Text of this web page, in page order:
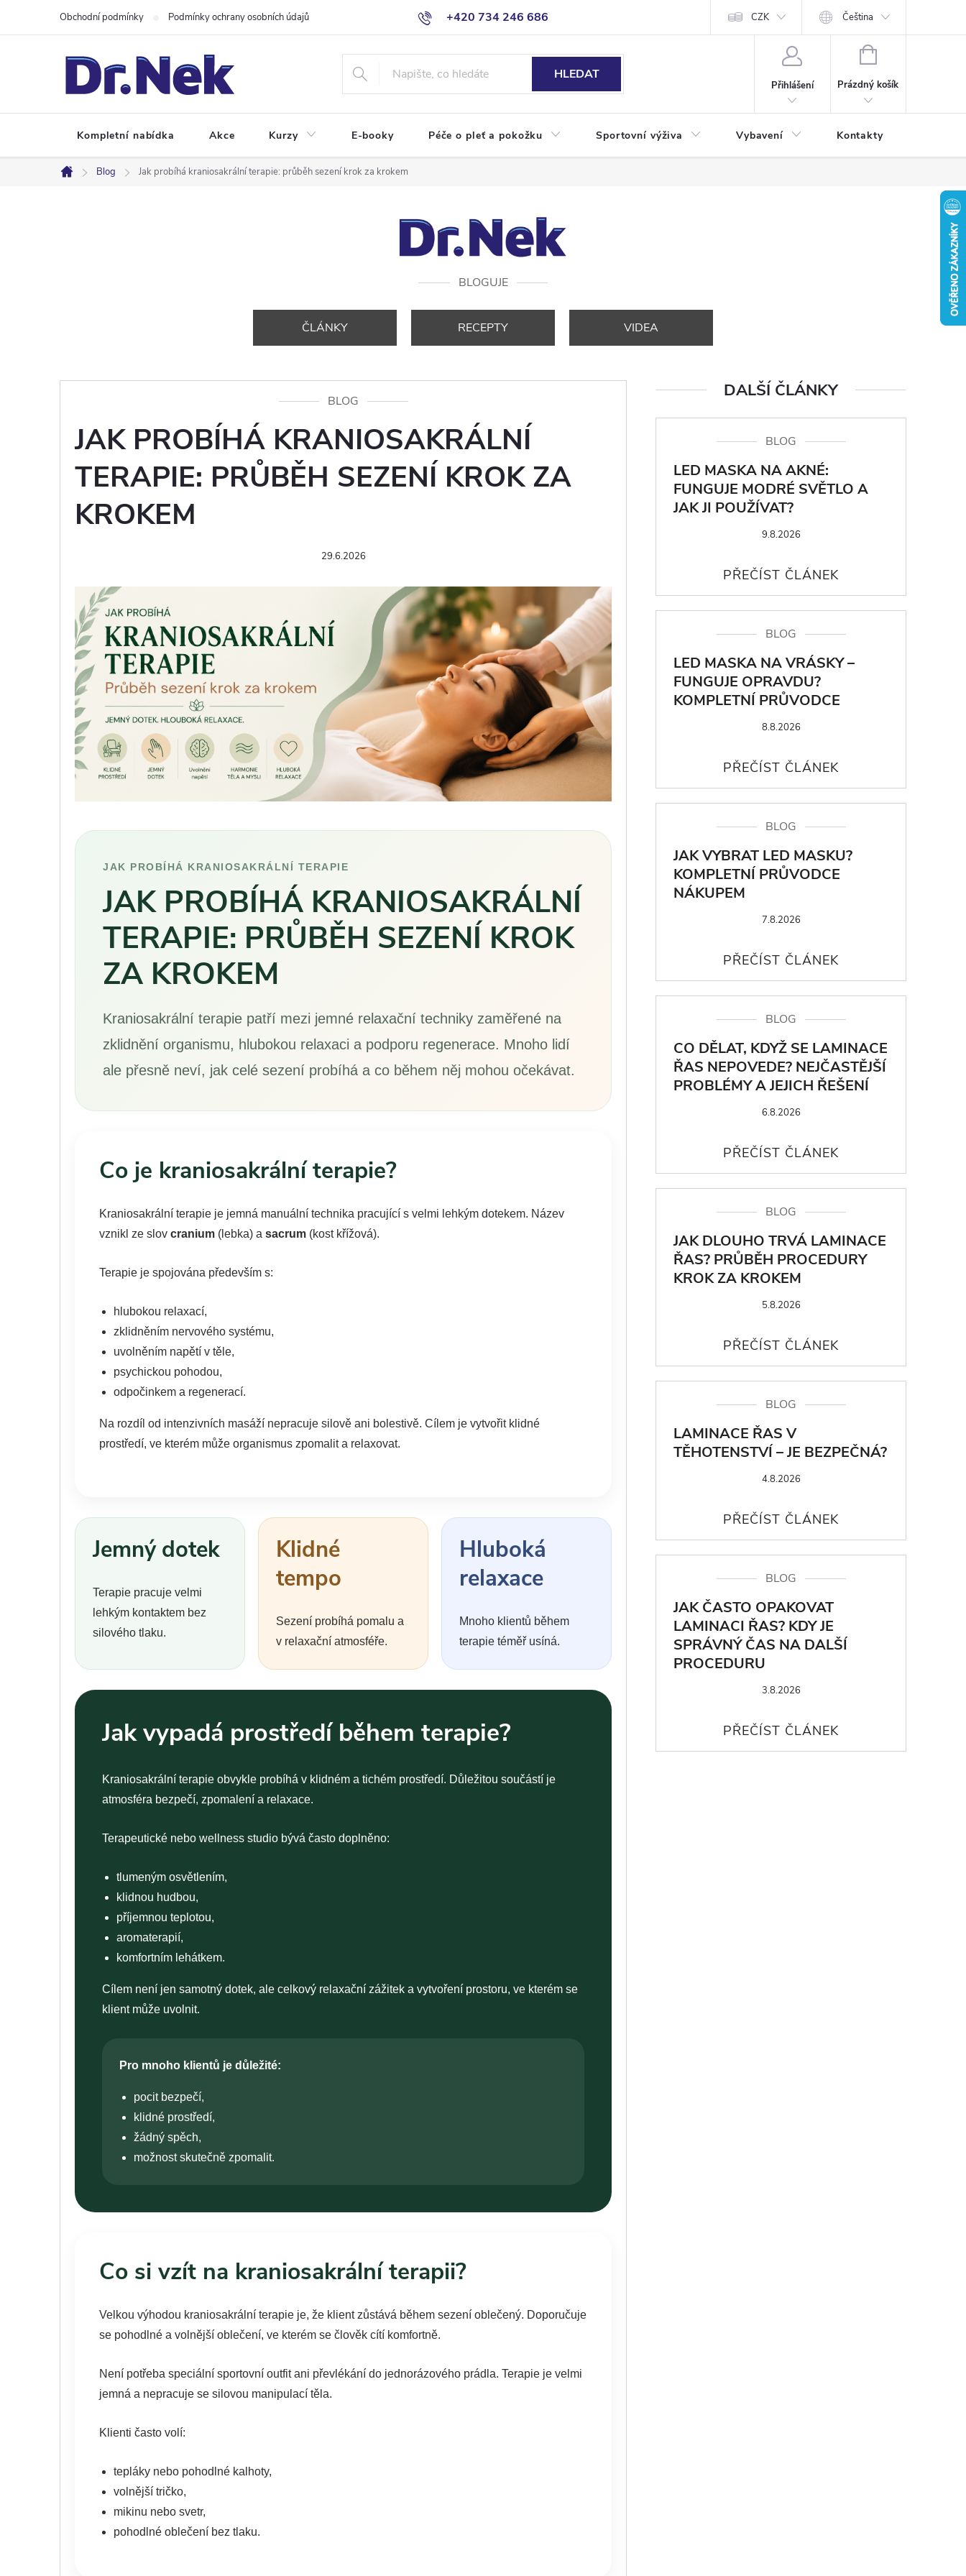
+420 734 246 686
Obchodní podmínky Podmínky ochrany osobních údajů CZK Čeština
HLEDAT
Přihlášení
NÁKUPNÍ
Prázdný košík
Kompletní nabídka Akce Kurzy E-booky Péče o pleť a pokožku Sportovní výživa Vybavení Kontakty
Domů
Blog Jak probíhá kraniosakrální terapie: průběh sezení krok za krokem
BLOGUJE
ČLÁNKY RECEPTY VIDEA
BLOG
JAK PROBÍHÁ KRANIOSAKRÁLNÍ
TERAPIE: PRŮBĚH SEZENÍ KROK ZA
KROKEM
29.6.2026
JAK PROBÍHÁ KRANIOSAKRÁLNÍ TERAPIE
JAK PROBÍHÁ KRANIOSAKRÁLNÍ
TERAPIE: PRŮBĚH SEZENÍ KROK
ZA KROKEM
Kraniosakrální terapie patří mezi jemné relaxační techniky zaměřené na
zklidnění organismu, hlubokou relaxaci a podporu regenerace. Mnoho lidí
ale přesně neví, jak celé sezení probíhá a co během něj mohou očekávat.
Co je kraniosakrální terapie?
Kraniosakrální terapie je jemná manuální technika pracující s velmi lehkým dotekem. Název
vznikl ze slov cranium (lebka) a sacrum (kost křížová).
Terapie je spojována především s:
hlubokou relaxací,
zklidněním nervového systému,
uvolněním napětí v těle,
psychickou pohodou,
odpočinkem a regenerací.
Na rozdíl od intenzivních masáží nepracuje silově ani bolestivě. Cílem je vytvořit klidné
prostředí, ve kterém může organismus zpomalit a relaxovat.
Jemný dotek
Terapie pracuje velmi
lehkým kontaktem bez
silového tlaku.
Klidné
tempo
Sezení probíhá pomalu a
v relaxační atmosféře.
Hluboká
relaxace
Mnoho klientů během
terapie téměř usíná.
Jak vypadá prostředí během terapie?
Kraniosakrální terapie obvykle probíhá v klidném a tichém prostředí. Důležitou součástí je
atmosféra bezpečí, zpomalení a relaxace.
Terapeutické nebo wellness studio bývá často doplněno:
tlumeným osvětlením,
klidnou hudbou,
příjemnou teplotou,
aromaterapií,
komfortním lehátkem.
Cílem není jen samotný dotek, ale celkový relaxační zážitek a vytvoření prostoru, ve kterém se
klient může uvolnit.
Pro mnoho klientů je důležité:
pocit bezpečí,
klidné prostředí,
žádný spěch,
možnost skutečně zpomalit.
Co si vzít na kraniosakrální terapii?
Velkou výhodou kraniosakrální terapie je, že klient zůstává během sezení oblečený. Doporučuje
se pohodlné a volnější oblečení, ve kterém se člověk cítí komfortně.
Není potřeba speciální sportovní outfit ani převlékání do jednorázového prádla. Terapie je velmi
jemná a nepracuje se silovou manipulací těla.
Klienti často volí:
tepláky nebo pohodlné kalhoty,
volnější tričko,
mikinu nebo svetr,
pohodlné oblečení bez tlaku.
DALŠÍ ČLÁNKY
BLOG
LED MASKA NA AKNÉ:
FUNGUJE MODRÉ SVĚTLO A
JAK JI POUŽÍVAT?
9.8.2026
BLOG
LED MASKA NA VRÁSKY –
FUNGUJE OPRAVDU?
KOMPLETNÍ PRŮVODCE
8.8.2026
BLOG
JAK VYBRAT LED MASKU?
KOMPLETNÍ PRŮVODCE
NÁKUPEM
7.8.2026
BLOG
CO DĚLAT, KDYŽ SE LAMINACE
ŘAS NEPOVEDE? NEJČASTĚJŠÍ
PROBLÉMY A JEJICH ŘEŠENÍ
6.8.2026
BLOG
JAK DLOUHO TRVÁ LAMINACE
ŘAS? PRŮBĚH PROCEDURY
KROK ZA KROKEM
5.8.2026
BLOG
LAMINACE ŘAS V
TĚHOTENSTVÍ – JE BEZPEČNÁ?
4.8.2026
BLOG
JAK ČASTO OPAKOVAT
LAMINACI ŘAS? KDY JE
SPRÁVNÝ ČAS NA DALŠÍ
PROCEDURU
3.8.2026